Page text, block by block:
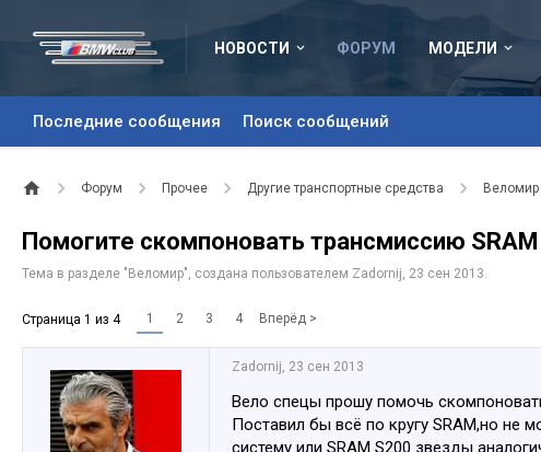
НОВОСТИ ФОРУМ
Последние сообщения Поиск сообщений
МОДЕЛИ
Форум Прочее Другие транспортные средства Веломир
Помогите скомпоновать трансмиссию SRAM
Тема в разделе " Веломир", создана пользователем Zadornij, 23 сен 2013.
Страница 1 из 4 1 2 3 4 Вперёд >
Zadornij, 23 сен 2013
Вело спецы прошу помочь
Поставил бы всё по кругу SRAM,но не
систему или SRAM S200 звезды